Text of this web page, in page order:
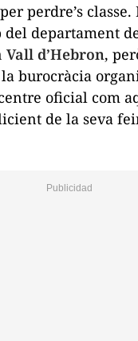
perdre’s classe.
del departament
d’Hebron,
burocràcia
oficial com
de la seva